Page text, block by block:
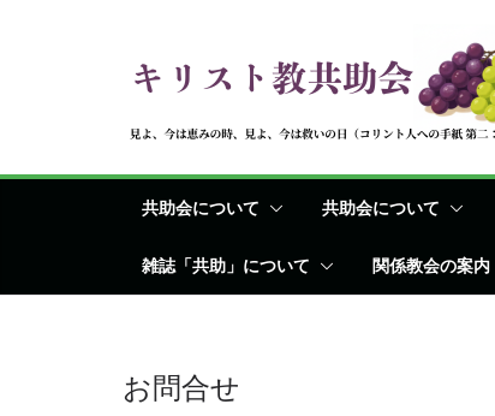
へ
共助会について 共助会について
雑誌「共助」について 関係教会の案内
お問合せ